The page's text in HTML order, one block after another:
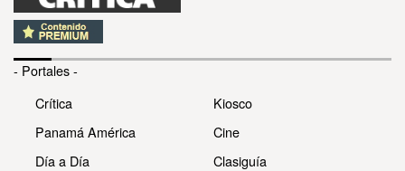
- Portales -
Crítica
Panamá América
Día a Día
Kiosco
Cine
Clasiguía